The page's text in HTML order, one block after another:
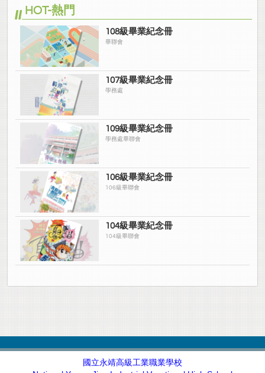
HOT-熱門
108級畢業紀念冊
畢聯會
107級畢業紀念冊
學務處
109級畢業紀念冊
學務處畢聯會
106級畢業紀念冊
106級畢聯會
104級畢業紀念冊
104級畢聯會
國立永靖高級工業職業學校